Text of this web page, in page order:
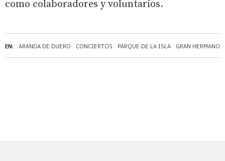
EN: ARANDA DE DUERO CONCIERTOS PARQUE DE LA ISLA GRAN HERMANO
como colaboradores y voluntarios.